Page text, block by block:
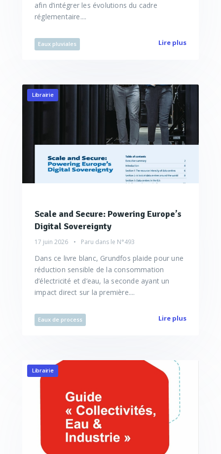
afin d’intégrer les évolutions du cadre
réglementaire....
Eaux pluviales Lire plus
Librairie
Scale and Secure: Powering Europe’s
Digital Sovereignty
17 juin 2026 Paru dans le N°493
Dans ce livre blanc, Grundfos plaide pour une
réduction sensible de la consommation
d’électricité et d’eau, la seconde ayant un
impact direct sur la première....
Eaux de process Lire plus
Librairie